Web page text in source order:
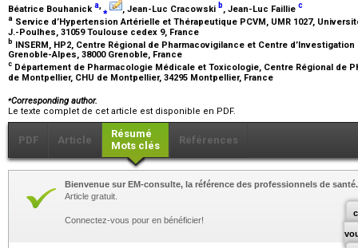
Béatrice Bouhanicka,⁎ , Jean-Luc Cracowski b, Jean-Luc Faillie c
a Service d’Hypertension Artérielle et Thérapeutique PCVM, UMR 1027,
J.-Poulhes, 31059 Toulouse cedex 9, France
b INSERM, HP2, Centre Régional de Pharmacovigilance et Centre
Grenoble-Alpes, 38000 Grenoble, France
c Département de Pharmacologie Médicale et Toxicologie, Centre Régional de
de Montpellier, CHU de Montpellier, 34295 Montpellier, France
⁎Corresponding author.
Le texte complet de cet article est disponible en PDF.
PDF Article
Résumé
Mots clés
Références
Bienvenue sur EM-consulte, la référence des professionnels de santé.
Article gratuit.
Connectez-vous pour en bénéficier!